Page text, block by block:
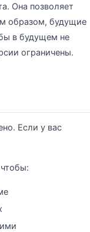
Она позволяет
образом, будущие
в будущем не
ограничены.
Если у вас